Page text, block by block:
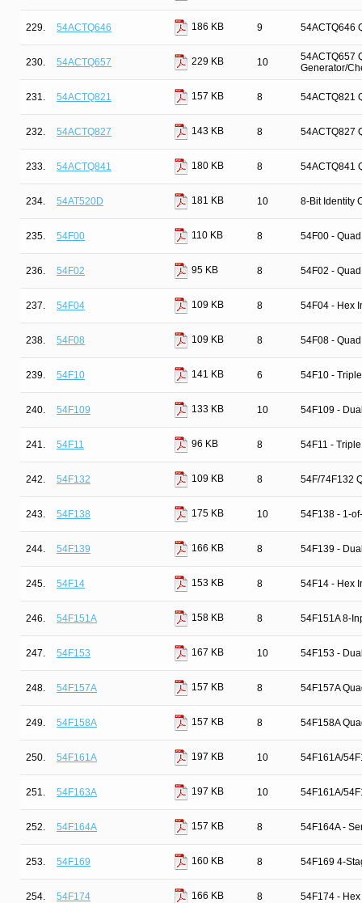
229. 54ACTQ646 186 KB 9 54ACTQ646
230. 54ACTQ657 229 KB 10
54ACTQ657
Generator/
231. 54ACTQ821 157 KB 8 54ACTQ821
232. 54ACTQ827 143 KB 8 54ACTQ827
233. 54ACTQ841 180 KB 8 54ACTQ841
234. 54AT520D 181 KB 10 8-Bit Identity
235. 54F00 110 KB 8 54F00 -
236. 54F02 95 KB 8 54F02 -
237. 54F04 109 KB 8 54F04 - Hex
238. 54F08 109 KB 8 54F08 -
239. 54F10 141 KB 6 54F10 -
240. 54F109 133 KB 10 54F109 -
241. 54F11 96 KB 8 54F11 -
242. 54F132 109 KB 8 54F/74F132
243. 54F138 175 KB 10 54F138 - 1-
244. 54F139 166 KB 8 54F139 -
245. 54F14 153 KB 8 54F14 - Hex
246. 54F151A 158 KB 8 54F151A 8-
247. 54F153 167 KB 10 54F153 -
248. 54F157A 157 KB 8 54F157A
249. 54F158A 157 KB 8 54F158A
250. 54F161A 197 KB 10 54F161A/
251. 54F163A 197 KB 10 54F161A/
252. 54F164A 157 KB 8 54F164A -
253. 54F169 160 KB 8 54F169 4-
254. 54F174 166 KB 8 54F174 -